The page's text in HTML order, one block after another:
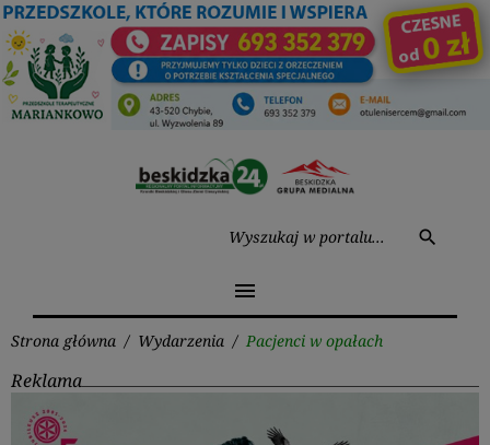
Przejdź
do
treści
search
menu
Strona główna / Wydarzenia / Pacjenci w opałach
Reklama